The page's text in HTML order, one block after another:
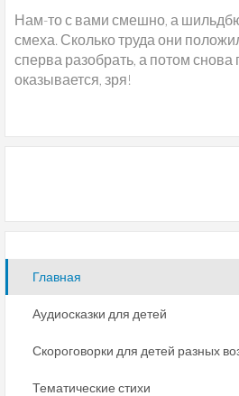
Нам-то с вами смешно, а
смеха. Сколько труда они
сперва разобрать, а потом снова
оказывается, зря!
Главная
Аудиосказки для детей
Скороговорки для детей разных
Тематические стихи